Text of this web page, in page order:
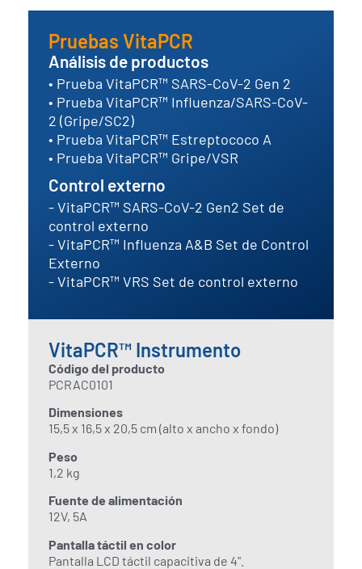
Pruebas VitaPCR
Análisis de productos
• Prueba VitaPCR™ SARS-CoV-2 Gen 2
• Prueba VitaPCR™ Influenza/SARS-CoV-
2 (Gripe/SC2)
• Prueba VitaPCR™ Estreptococo A
• Prueba VitaPCR™ Gripe/VSR
Control externo
- VitaPCR™ SARS-CoV-2 Gen2 Set de
control externo
- VitaPCR™ Influenza A&B Set de Control
Externo
- VitaPCR™ VRS Set de control externo
VitaPCR™ Instrumento
Código del producto
PCRAC0101
Dimensiones
15,5 x 16,5 x 20,5 cm (alto x ancho x fondo)
Peso
1,2 kg
Fuente de alimentación
12V, 5A
Pantalla táctil en color
Pantalla LCD táctil capacitiva de 4".